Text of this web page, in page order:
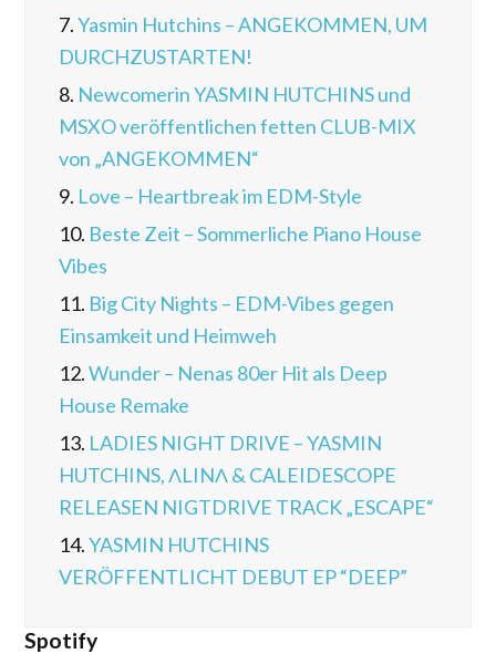
7. Yasmin Hutchins – ANGEKOMMEN, UM
DURCHZUSTARTEN!
8. Newcomerin YASMIN HUTCHINS und
MSXO veröffentlichen fetten CLUB-MIX
von „ANGEKOMMEN“
9. Love – Heartbreak im EDM-Style
10. Beste Zeit – Sommerliche Piano House
Vibes
11. Big City Nights – EDM-Vibes gegen
Einsamkeit und Heimweh
12. Wunder – Nenas 80er Hit als Deep
House Remake
13. LADIES NIGHT DRIVE – YASMIN
HUTCHINS, ΛLINΛ & CALEIDESCOPE
RELEASEN NIGTDRIVE TRACK „ESCAPE“
14. YASMIN HUTCHINS
VERÖFFENTLICHT DEBUT EP “DEEP”
Spotify